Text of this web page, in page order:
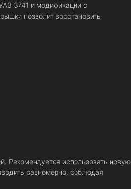
3741 и модификации с
позволит восстановить
Рекомендуется использовать новую
равномерно, соблюдая